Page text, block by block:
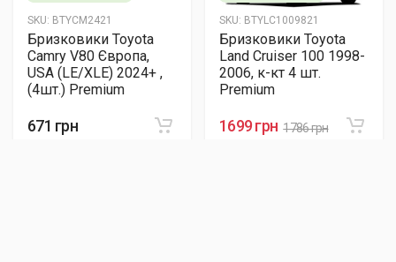
SKU: BTYCM2421
Бризковики Toyota
Camry V80 Європа,
USA (LE/XLE) 2024+ ,
(4шт.) Premium
671 грн
SKU: BTYLC1009821
Бризковики Toyota
Land Cruiser 100 1998-
2006, к-кт 4 шт.
Premium
1699 грн 1786 грн